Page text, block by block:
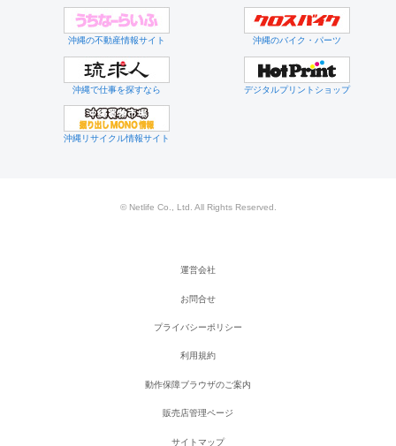
沖縄の不動産情報サイト 沖縄のバイク・パーツ
沖縄で仕事を探すなら デジタルプリントショップ
沖縄リサイクル情報サイト
© Netlife Co., Ltd. All Rights Reserved.
運営会社
お問合せ
プライバシーポリシー
利用規約
動作保障ブラウザのご案内
販売店管理ページ
サイトマップ